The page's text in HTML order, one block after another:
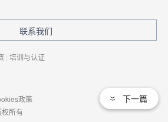
下一篇
联系我们
| 培训与认证
政策
所有